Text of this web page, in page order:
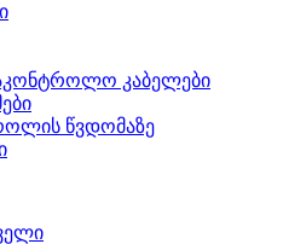
კაბელები
წვდომაზე